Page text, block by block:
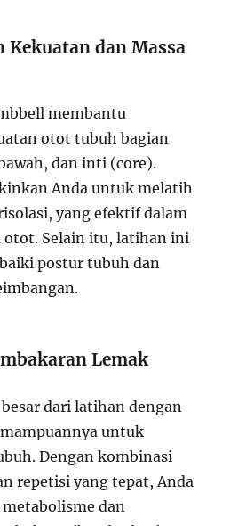
dan Massa
membantu
otot tubuh bagian
dan inti (core).
Anda untuk melatih
yang efektif dalam
otot. Selain itu, latihan ini
postur tubuh dan
Lemak
dari latihan dengan
untuk
Dengan kombinasi
repetisi yang tepat, Anda
dan